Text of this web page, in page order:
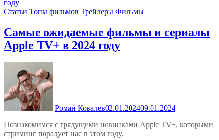
Статьи Топы фильмов Трейлеры Фильмы
Самые ожидаемые фильмы и сериалы
Apple TV+ в 2024 году
Роман Ковалев02.01.202409.01.2024
Познакомимся с грядущими новинками Apple TV+, которыми
стриминг порадует нас в этом году.